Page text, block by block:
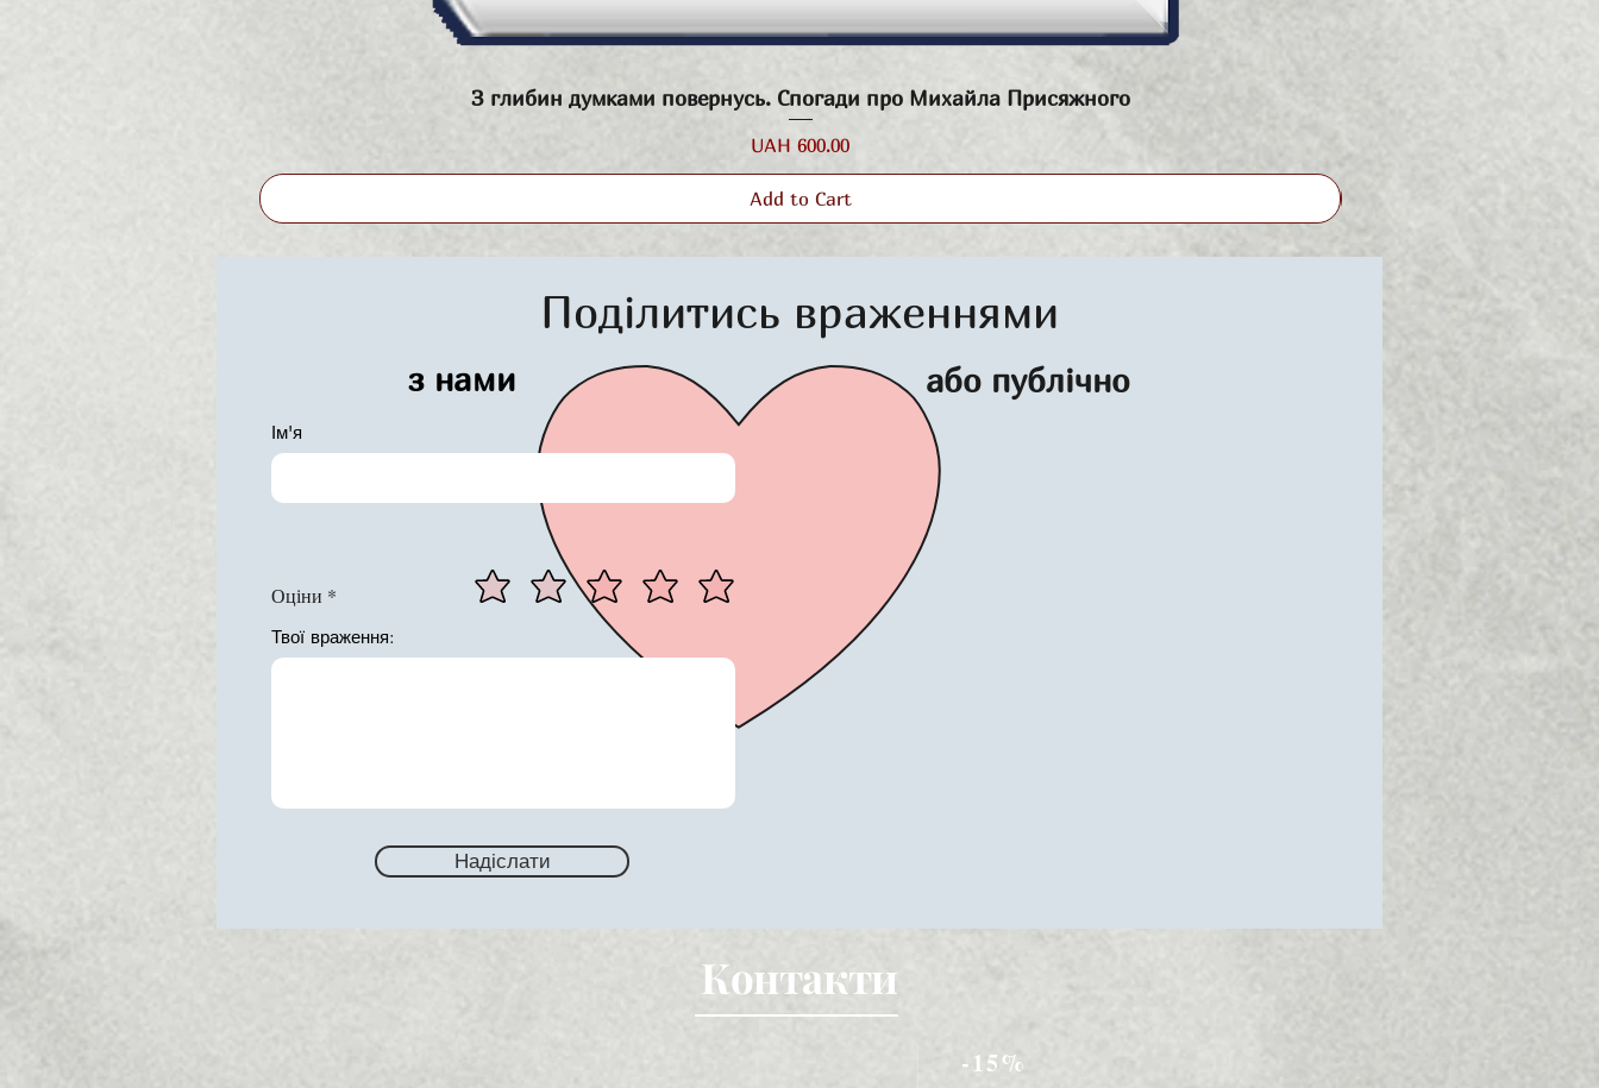
Quick View
З глибин думками повернусь. Спогади про Михайла Присяжного
Price
UAH 600.00
Add to Cart
Поділитись враженнями
з нами
Ім'я
Оціни
Твої враження:
або публічно
Надіслати
Контакти
-15%